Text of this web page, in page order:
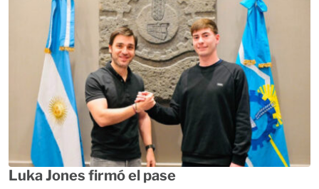
Luka Jones firmó el pase